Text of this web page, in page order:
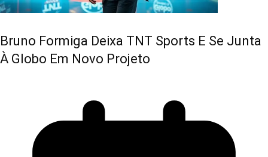
Bruno Formiga Deixa TNT Sports E Se Junta
À Globo Em Novo Projeto